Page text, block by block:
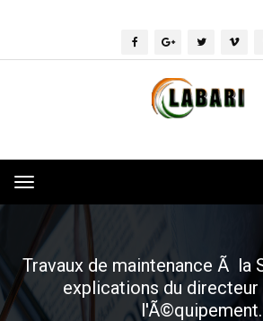
Toggle
navigation
Travaux de maintenance Ã la
explications du directeur
l'Ã©quipement.